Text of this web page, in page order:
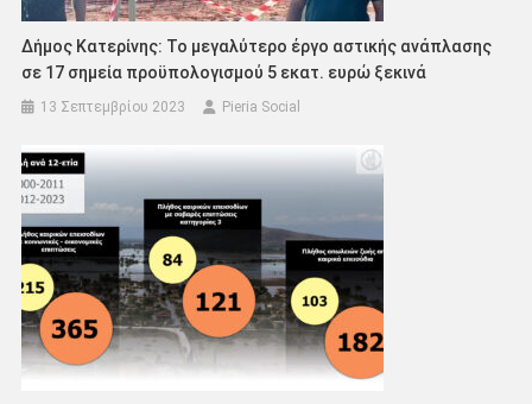
Δήμος Κατερίνης: Το μεγαλύτερο έργο αστικής ανάπλασης
σε 17 σημεία προϋπολογισμού 5 εκατ. ευρώ ξεκινά
13 Σεπτεμβρίου 2023 Pieria Social